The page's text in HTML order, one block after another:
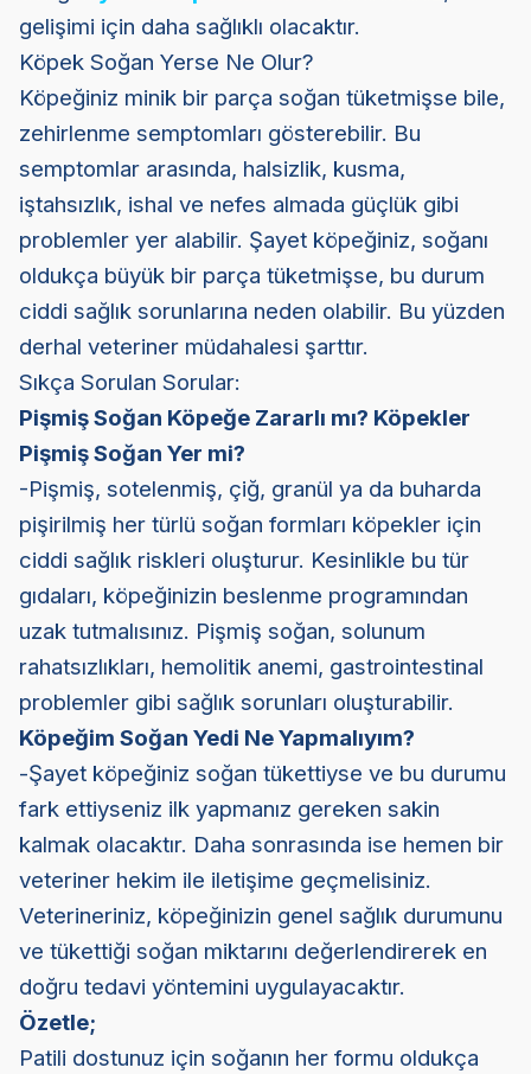
gelişimi için daha sağlıklı olacaktır.
Köpek Soğan Yerse Ne Olur?
Köpeğiniz minik bir parça soğan tüketmişse bile,
zehirlenme semptomları gösterebilir. Bu
semptomlar arasında, halsizlik, kusma,
iştahsızlık, ishal ve nefes almada güçlük gibi
problemler yer alabilir. Şayet köpeğiniz, soğanı
oldukça büyük bir parça tüketmişse, bu durum
ciddi sağlık sorunlarına neden olabilir. Bu yüzden
derhal veteriner müdahalesi şarttır.
Sıkça Sorulan Sorular:
Pişmiş Soğan Köpeğe Zararlı mı? Köpekler
Pişmiş Soğan Yer mi?
-Pişmiş, sotelenmiş, çiğ, granül ya da buharda
pişirilmiş her türlü soğan formları köpekler için
ciddi sağlık riskleri oluşturur. Kesinlikle bu tür
gıdaları, köpeğinizin beslenme programından
uzak tutmalısınız. Pişmiş soğan, solunum
rahatsızlıkları, hemolitik anemi, gastrointestinal
problemler gibi sağlık sorunları oluşturabilir.
Köpeğim Soğan Yedi Ne Yapmalıyım?
-Şayet köpeğiniz soğan tükettiyse ve bu durumu
fark ettiyseniz ilk yapmanız gereken sakin
kalmak olacaktır. Daha sonrasında ise hemen bir
veteriner hekim ile iletişime geçmelisiniz.
Veterineriniz, köpeğinizin genel sağlık durumunu
ve tükettiği soğan miktarını değerlendirerek en
doğru tedavi yöntemini uygulayacaktır.
Özetle;
Patili dostunuz için soğanın her formu oldukça